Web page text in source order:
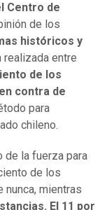
Centro de
de los
históricos y
realizada entre
de los
contra de
para
chileno.
de la fuerza para
de los
nunca, mientras
El 11 por